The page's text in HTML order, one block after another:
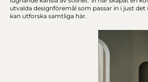
utvalda designföremål som passar in i just
kan utforska samtliga här.